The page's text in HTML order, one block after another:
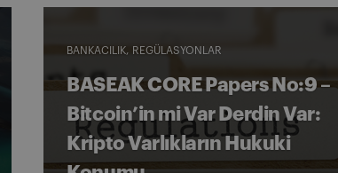
BANKACILIK REGÜLASYONLAR
BASEAK CORE Papers No:9 –
Bitcoin’in mi Var Derdin Var:
Kripto Varlıkların Hukuki